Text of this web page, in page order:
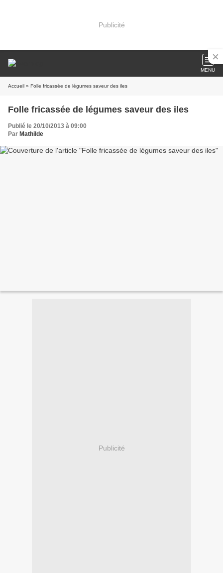
Publicité
MENU
Accueil » Folle fricassée de légumes saveur des iles
Folle fricassée de légumes saveur des iles
Publié le 20/10/2013 à 09:00
Par Mathilde
Publicité